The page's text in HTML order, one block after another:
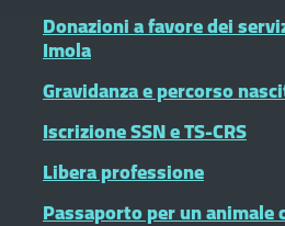
Donazioni a favore dei
Imola
Gravidanza e percorso
Iscrizione SSN e TS-CRS
Libera professione
Passaporto per un animale